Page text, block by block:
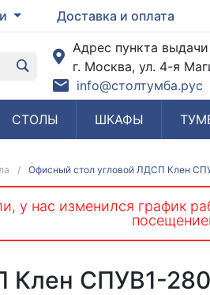
Доставка и оплата
Адрес пункта выдачи
г. Москва, ул. 4-я
info@столтумба.рус
СТОЛЫ ШКАФЫ
/ Офисный стол угловой ЛДСП Клен
у нас изменился график
Клен СПУВ1-